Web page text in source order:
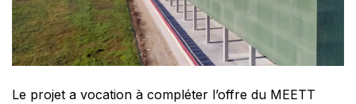
Le projet a vocation à compléter l’offre du MEETT